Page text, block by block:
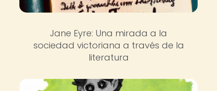
Jane Eyre: Una mirada a la
sociedad victoriana a través de la
literatura